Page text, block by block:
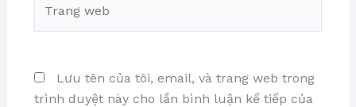
web
Lưu tên của tôi, email, và trang web trong
trình duyệt này cho lần bình luận kế tiếp của